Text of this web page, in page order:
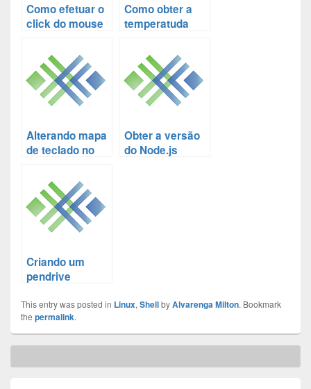
Como efetuar o
click do mouse
linha de
comando
Como obter a
temperatuda
processador do
Raspberry PI
usando linha de
comando no
Raspbian?
Alterando mapa
de teclado no
de comando
Obter a versão
do Node.js
Criando um
pendrive
Linux pela linha
de comando
usando imagem
iso
This entry was posted in Linux, ShellbyAlvarenga Milton. Bookmark
the permalink.